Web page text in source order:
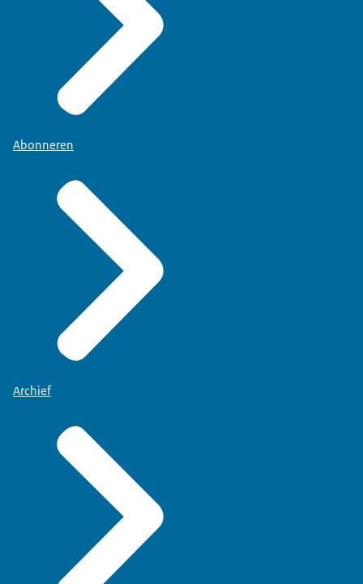
Abonneren
Archief